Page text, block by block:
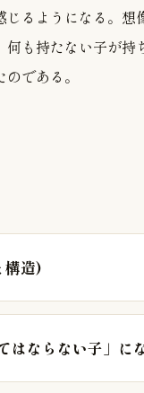
るようになる。
も持たない子が
である。
構造)
はならない子」に